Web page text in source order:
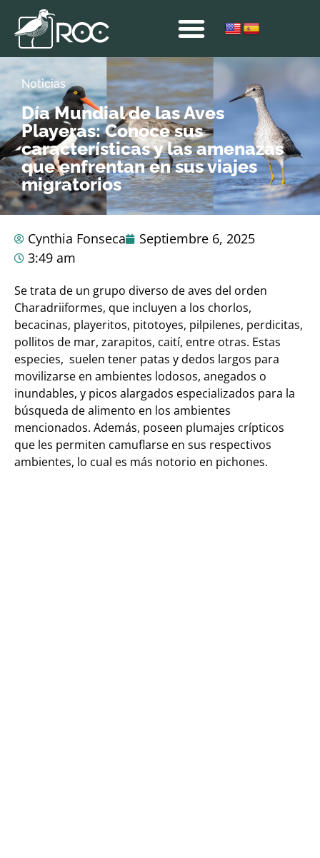
Noticias
Día Mundial de las Aves
Playeras: Conoce sus
características y las amenazas
que enfrentan en sus viajes
migratorios
Cynthia Fonseca
Septiembre 6, 2025
3:49 am
Se trata de un grupo diverso de aves del orden
Charadriiformes, que incluyen a los chorlos,
becacinas, playeritos, pitotoyes, pilpilenes, perdicitas,
pollitos de mar, zarapitos, caití, entre otras. Estas
especies, suelen tener patas y dedos largos para
movilizarse en ambientes lodosos, anegados o
inundables, y picos alargados especializados para la
búsqueda de alimento en los ambientes
mencionados. Además, poseen plumajes crípticos
que les permiten camuflarse en sus respectivos
ambientes, lo cual es más notorio en pichones.